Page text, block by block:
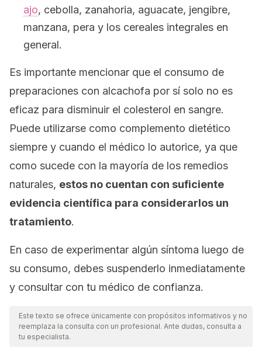
ajo, cebolla, zanahoria, aguacate, jengibre,
manzana, pera y los cereales integrales en
general.
Es importante mencionar que el consumo de
preparaciones con alcachofa por sí solo no es
eficaz para disminuir el colesterol en sangre.
Puede utilizarse como complemento dietético
siempre y cuando el médico lo autorice, ya que
como sucede con la mayoría de los remedios
naturales, estos no cuentan con suficiente
evidencia científica para considerarlos un
tratamiento.
En caso de experimentar algún síntoma luego de
su consumo, debes suspenderlo inmediatamente
y consultar con tu médico de confianza.
Este texto se ofrece únicamente con propósitos informativos y no
reemplaza la consulta con un profesional. Ante dudas, consulta a
tu especialista.